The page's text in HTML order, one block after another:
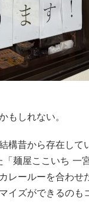
もしれない。
昔から存在して
麺屋ここいち 一宮
ールーを合わせ
ズができるのも